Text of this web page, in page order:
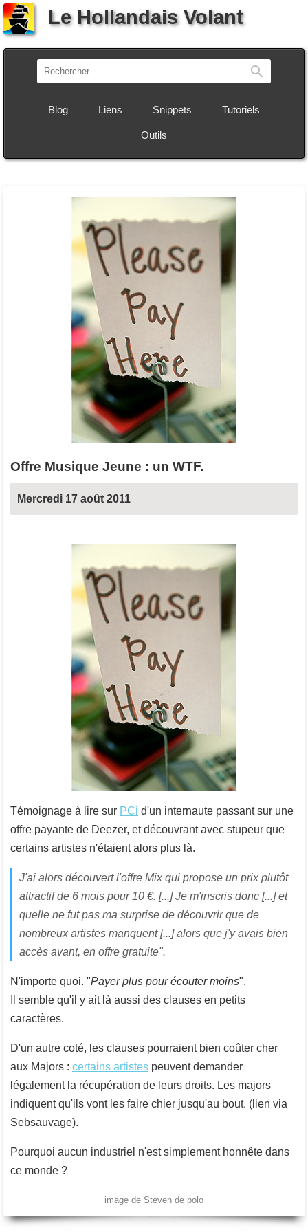
Le Hollandais Volant
Blog Liens Snippets Tutoriels
Outils
Offre Musique Jeune : un WTF.
Mercredi 17 août 2011
Témoignage à lire sur PCi d'un internaute passant sur une
offre payante de Deezer, et découvrant avec stupeur que
certains artistes n'étaient alors plus là.
J'ai alors découvert l'offre Mix qui propose un prix plutôt
attractif de 6 mois pour 10 €. [...] Je m'inscris donc [...] et
quelle ne fut pas ma surprise de découvrir que de
nombreux artistes manquent [...] alors que j'y avais bien
accès avant, en offre gratuite".
N'importe quoi. "Payer plus pour écouter moins".
Il semble qu'il y ait là aussi des clauses en petits
caractères.
D'un autre coté, les clauses pourraient bien coûter cher
aux Majors : certains artistes peuvent demander
légalement la récupération de leurs droits. Les majors
indiquent qu'ils vont les faire chier jusqu'au bout. (lien via
Sebsauvage).
Pourquoi aucun industriel n'est simplement honnête dans
ce monde ?
image de Steven de polo